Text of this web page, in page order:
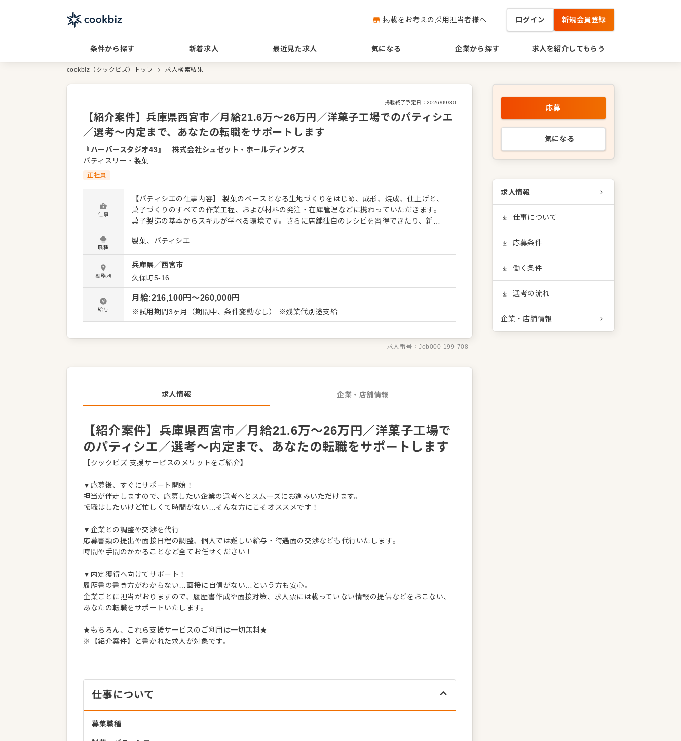
掲載をお考えの採用担当者様へ ログイン 新規会員登録
条件から探す 新着求人 最近見た求人 気になる 企業から探す 求人を紹介してもらう
cookbiz（クックビズ）トップ 求人検索結果
掲載終了予定日： 2026/09/30
【紹介案件】兵庫県西宮市／月給21.6万～26万円／洋菓子工場でのパティシエ
／選考～内定まで、あなたの転職をサポートします
『ハーバースタジオ43』 ｜株式会社シュゼット・ホールディングス
パティスリー・製菓
正社員
仕事
【パティシエの仕事内容】 製菓のベースとなる生地づくりをはじめ、成形、焼成、仕上げと、
菓子づくりのすべての作業工程、および材料の発注・在庫管理などに携わっていただきます。
菓子製造の基本からスキルが学べる環境です。さらに店舗独自のレシピを習得できたり、新し
い商品開発に挑戦するなど活躍のフィールドもあります。 【具体的には…】 ・工房、ラボの清
掃、衛生管理 ・クリームやフルーツの下ごしらえ全般 ・スイーツ製造全般（生地づくり、成
形、焼成、仕上げ） ・材料の発注、在庫管理 など 入社後はスキルに合わせた業務からお任せ
しますので、徐々に仕事の幅を広げていきましょう。成長をサポートする体制もあり、経験に関
わらず安心してスタートできる環境です。製造スキルをしっかり身につけたら、マネジメント
業務へのステップアップも可能ですし、店舗運営のノウハウも学べるので独り立ちも目指せま
す。
職種
製菓、パティシエ
勤務地
兵庫県／西宮市
久保町5-16
給与
月給:216,100円〜260,000円
※試用期間3ヶ月（期間中、条件変動なし） ※残業代別途支給
求人番号：Job000-199-708
求人情報 企業・店舗情報
【紹介案件】兵庫県西宮市／月給21.6万～26万円／洋菓子工場で
のパティシエ／選考～内定まで、あなたの転職をサポートします
【クックビズ 支援サービスのメリットをご紹介】
▼応募後、すぐにサポート開始！
担当が伴走しますので、応募したい企業の選考へとスムーズにお進みいただけます。
転職はしたいけど忙しくて時間がない…そんな方にこそオススメです！
▼企業との調整や交渉を代行
応募書類の提出や面接日程の調整、個人では難しい給与・待遇面の交渉なども代行いたします。
時間や手間のかかることなど全てお任せください！
▼内定獲得へ向けてサポート！
履歴書の書き方がわからない…面接に自信がない…という方も安心。
企業ごとに担当がおりますので、履歴書作成や面接対策、求人票には載っていない情報の提供などをおこない、
あなたの転職をサポートいたします。
★もちろん、これら支援サービスのご利用は一切無料★
※【紹介案件】と書かれた求人が対象です。
仕事について
募集職種
応募
気になる
求人情報
仕事について
応募条件
働く条件
選考の流れ
企業・店舗情報